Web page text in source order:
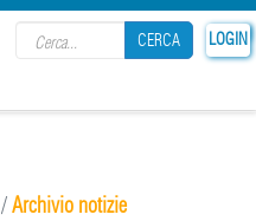
LOGIN
CERCA
/Archivio notizie